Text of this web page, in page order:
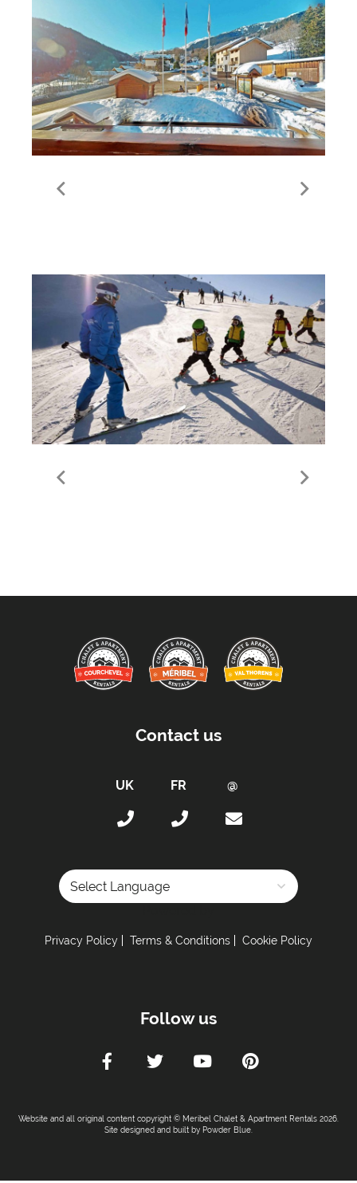
Contact us
Privacy Policy Terms & Conditions Cookie Policy
Follow us
Website and all original content copyright © Meribel Chalet & Apartment Rentals 2026.
Site designed and built by Powder Blue